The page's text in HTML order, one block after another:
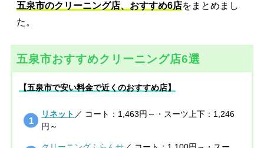
五泉市のクリーニング店、おすすめ6店をまとめまし
た。
五泉市おすすめクリーニング店6選
【五泉市で安い料金で近くのおすすめ店】
リネット ／ コート：1,463円～・スーツ上下：1,246
円～